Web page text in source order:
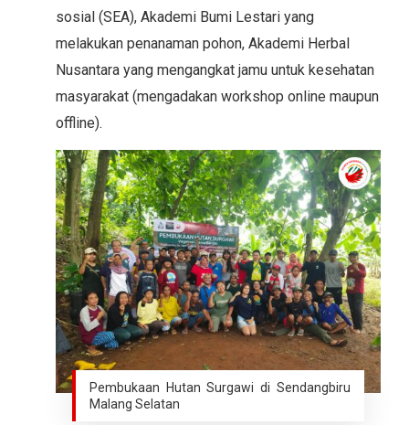
sosial (SEA), Akademi Bumi Lestari yang
melakukan penanaman pohon, Akademi Herbal
Nusantara yang mengangkat jamu untuk kesehatan
masyarakat (mengadakan workshop online maupun
offline).
Pembukaan Hutan Surgawi di Sendangbiru
Malang Selatan